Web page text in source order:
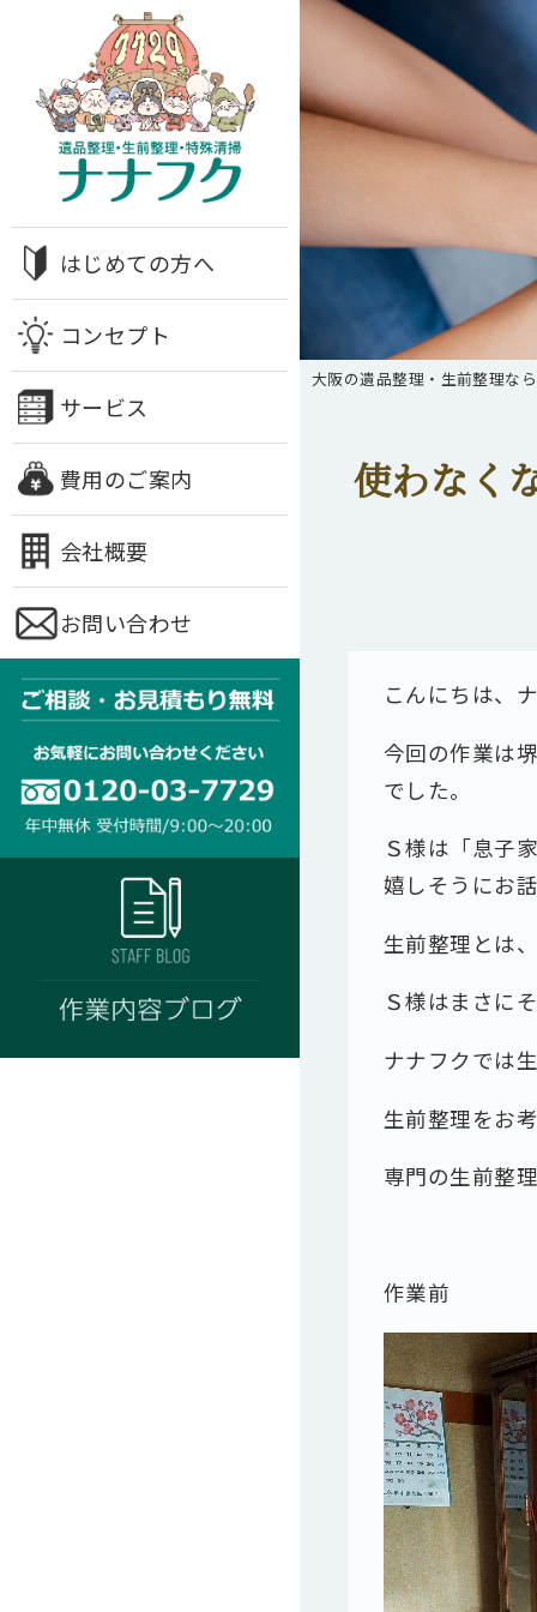
はじめての方へ
コンセプト
サービス
費用のご案内
会社概要
お問い合わせ
大阪の遺品整理・生前整理な
使わなく
こんにちは、
今回の作業は
でした。
Ｓ様は「息子
嬉しそうにお
生前整理とは
Ｓ様はまさに
ナナフクでは
生前整理をお
専門の生前整
作業前